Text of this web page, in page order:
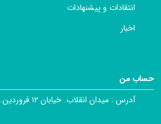
انتقادات و پیشنهادات
اخبار
حساب من
آدرس : میدان انقلاب. خیابان ۱۲ فروردین. پلاک ۳۱۶